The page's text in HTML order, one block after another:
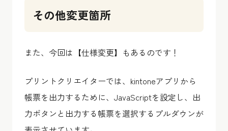
その他変更箇所
また、今回は【仕様変更】もあるのです！
プリントクリエイターでは、kintoneアプリから
帳票を出力するために、JavaScriptを設定し、出
力ボタンと出力する帳票を選択するプルダウンが